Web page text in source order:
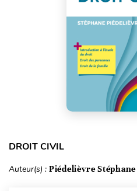
DROIT CIVIL
Auteur(s) : Piédelièvre Stéphane